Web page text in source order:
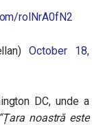
rolNrA0fN2
October 18,
DC, unde a
“Țara noastră este